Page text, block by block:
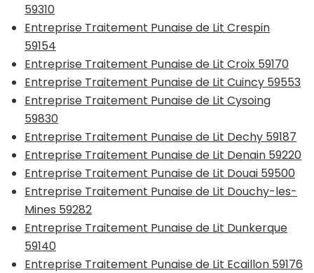
59310
Entreprise Traitement Punaise de Lit Crespin
59154
Entreprise Traitement Punaise de Lit Croix 59170
Entreprise Traitement Punaise de Lit Cuincy 59553
Entreprise Traitement Punaise de Lit Cysoing
59830
Entreprise Traitement Punaise de Lit Dechy 59187
Entreprise Traitement Punaise de Lit Denain 59220
Entreprise Traitement Punaise de Lit Douai 59500
Entreprise Traitement Punaise de Lit Douchy-les-
Mines 59282
Entreprise Traitement Punaise de Lit Dunkerque
59140
Entreprise Traitement Punaise de Lit Ecaillon 59176